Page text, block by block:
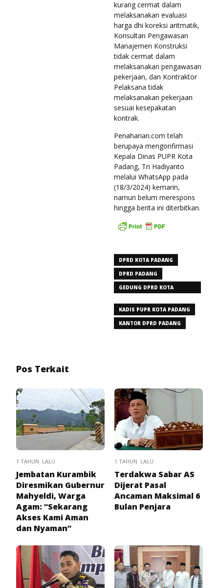
kurang cermat dalam
melaksanakan evaluasi
harga dhi koreksi aritmatik,
Konsultan Pengawasan
Manajemen Konstruksi
tidak cermat dalam
melaksanakan pengawasan
pekerjaan, dan Kontraktor
Pelaksana tidak
melaksanakan pekerjaan
sesuai kesepakatan
kontrak.
Penaharian.com telah
berupaya mengonfirmasi
Kepala Dinas PUPR Kota
Padang, Tri Hadiyanto
melalui WhatsApp pada
(18/3/2024) kemarin,
namun belum merespons
hingga berita ini diterbitkan.
DPRD KOTA PADANG
DPRD PADANG
GEDUNG DPRD KOTA
KADIS PUPR KOTA PADANG
KANTOR DPRD PADANG
Pos Terkait
1 TAHUN LALU
Jembatan Kurambik
Diresmikan Gubernur
Mahyeldi, Warga
Agam: “Sekarang
Akses Kami Aman
dan Nyaman”
1 TAHUN LALU
Terdakwa Sabar AS
Dijerat Pasal
Ancaman Maksimal 6
Bulan Penjara